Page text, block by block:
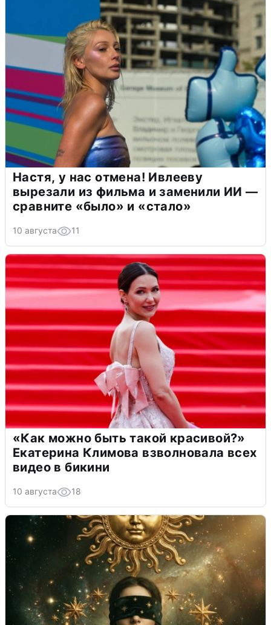
Настя, у нас отмена! Ивлееву
вырезали из фильма и заменили ИИ —
сравните «было» и «стало»
10 августа 11
«Как можно быть такой красивой?»
Екатерина Климова взволновала всех
видео в бикини
10 августа 18